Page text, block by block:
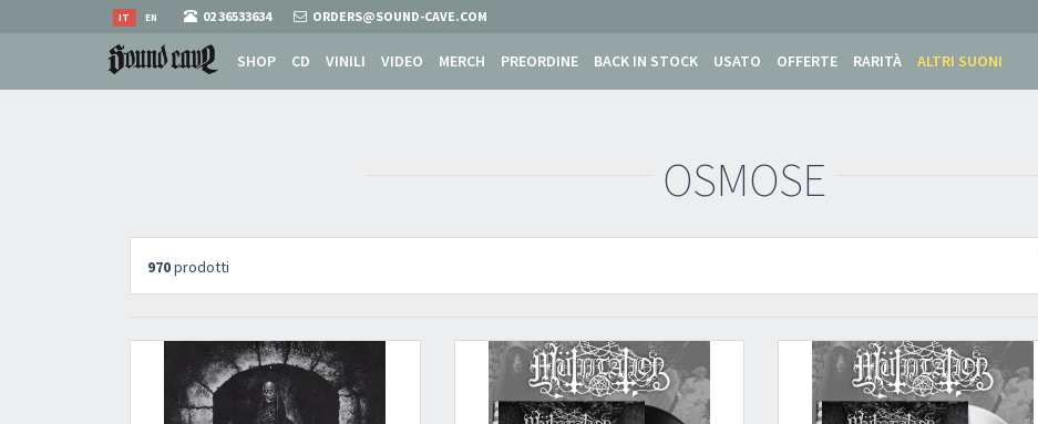
EN
IT 02 36533634 ORDERS@SOUND-CAVE.COM
SHOP CD VINILI VIDEO MERCH PREORDINE BACK IN STOCK USATO OFFERTE RARITÀ ALTRI SUONI
OSMOSE
970prodotti